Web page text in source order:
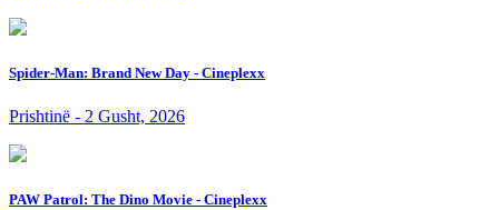
Spider-Man: Brand New Day - Cineplexx
Prishtinë - 2 Gusht, 2026
PAW Patrol: The Dino Movie - Cineplexx